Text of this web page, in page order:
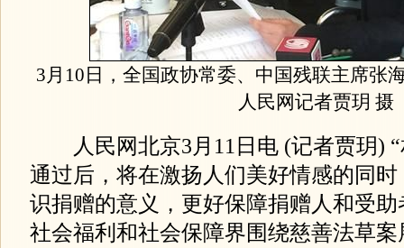
3月10日，全国政协常委、中国残联主席张
人民网记者贾玥 摄
人民网北京3月11日电 (记者贾玥) “
通过后，将在激扬人们美好情感的同
识捐赠的意义，更好保障捐赠人和受
社会福利和社会保障界围绕慈善法草